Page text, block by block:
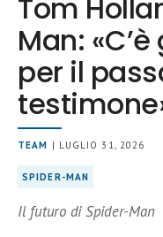
Tom
Man:
per il
TEAM | LUGLIO 31, 2026
SPIDER-MAN
Il futuro di Spider-Man